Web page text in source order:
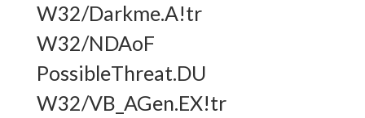
W32/Darkme.A!tr
W32/NDAoF
PossibleThreat.DU
W32/VB_AGen.EX!tr